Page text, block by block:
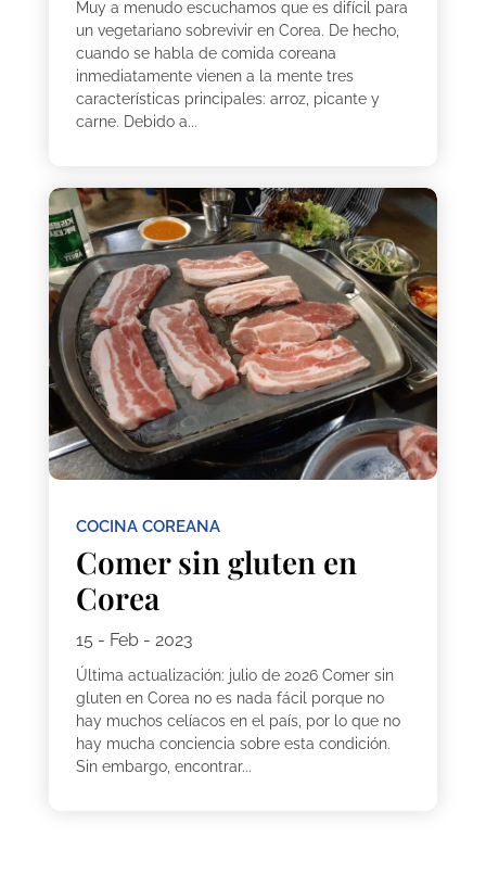
Muy a menudo escuchamos que es difícil para
un vegetariano sobrevivir en Corea. De hecho,
cuando se habla de comida coreana
inmediatamente vienen a la mente tres
características principales: arroz, picante y
carne. Debido a...
COCINA COREANA
Comer sin gluten en
Corea
15 - Feb - 2023
Última actualización: julio de 2026 Comer sin
gluten en Corea no es nada fácil porque no
hay muchos celíacos en el país, por lo que no
hay mucha conciencia sobre esta condición.
Sin embargo, encontrar...